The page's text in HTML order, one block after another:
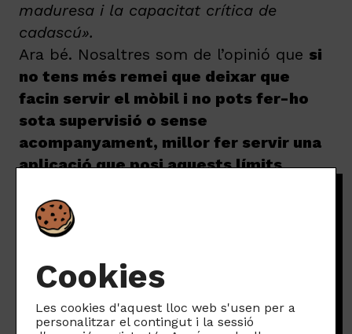
Cookies
Les cookies d'aquest lloc web s'usen per a
personalitzar el contingut i la sessió
maduresa i la capacitat crítica de
cadascú».
Ara bé. Nosaltres som de l’opinió que si
no tens més remei que deixar que
facin servir el mòbil i no pots fer-ho
sota supervisió o sense
acompanyament, millor fer servir una
aplicació que posi aquests límits
res!
També cal aclarir que la intenció no és
heu optat per instal·lar-les al mòbil dels
sinó recomanar-vos que, sempre que